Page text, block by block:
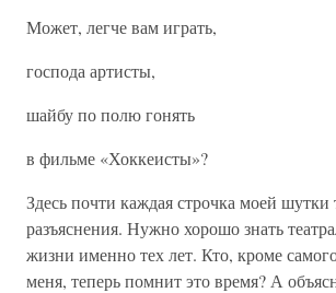
Может, легче вам играть,
господа артисты,
шайбу по полю гонять
в фильме «Хоккеисты»?
Здесь почти каждая строчка моей шутки
разъяснения. Нужно хорошо знать
жизни именно тех лет. Кто, кроме
меня, теперь помнит это время? А